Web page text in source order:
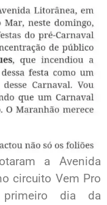
a Avenida
circuito Vem Pro
dia da